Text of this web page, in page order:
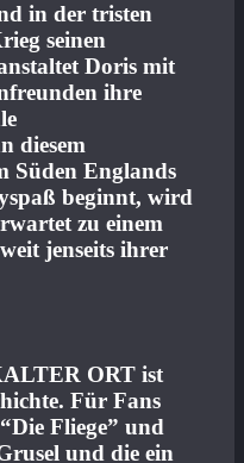
in der tristen
seinen
Doris mit
ihre
diesem
Süden Englands
beginnt, wird
zu einem
jenseits ihrer
ORT ist
Für Fans
Fliege” und
und die ein